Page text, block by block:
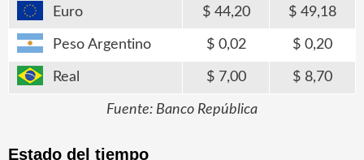
Euro 44,20 49,18
Peso Argentino 0,02 0,20
Real 7,00 8,70
Fuente: Banco República
Estado del tiempo